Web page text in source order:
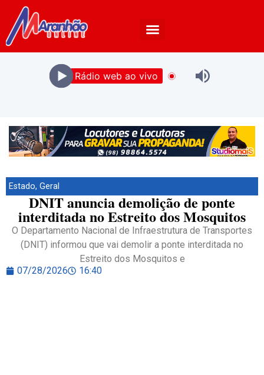
Rádio web ao vivo
Estado, Geral
DNIT anuncia demolição de ponte
interditada no Estreito dos Mosquitos
O Departamento Nacional de Infraestrutura de Transportes
(DNIT) informou que vai demolir a ponte interditada no
Estreito dos Mosquitos e
07/28/2026
16:40